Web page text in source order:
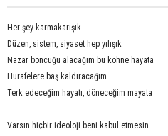
Her şey karmakarışık
Düzen, sistem, siyaset hep yılışık
Nazar boncuğu alacağım bu köhne hayata
Hurafelere baş kaldıracağım
Terk edeceğim hayatı, döneceğim mayata
Varsın hiçbir ideoloji beni kabul etmesin